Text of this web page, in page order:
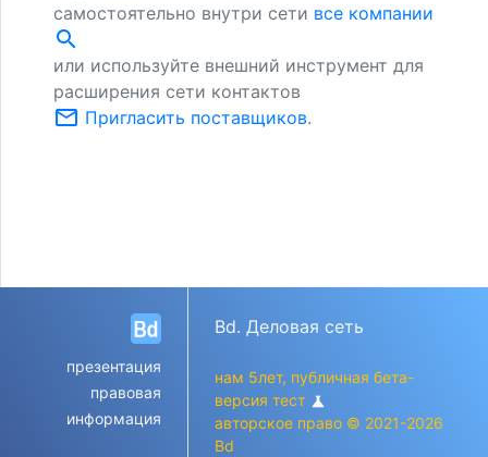
самостоятельно внутри сети все компании
search
или используйте внешний инструмент для
расширения сети контактов
mail_outline Пригласить поставщиков.
презентация
правовая
информация
Bd. Деловая сеть
нам 5лет, публичная бета-
версия тест science
авторское право © 2021-2026
Bd